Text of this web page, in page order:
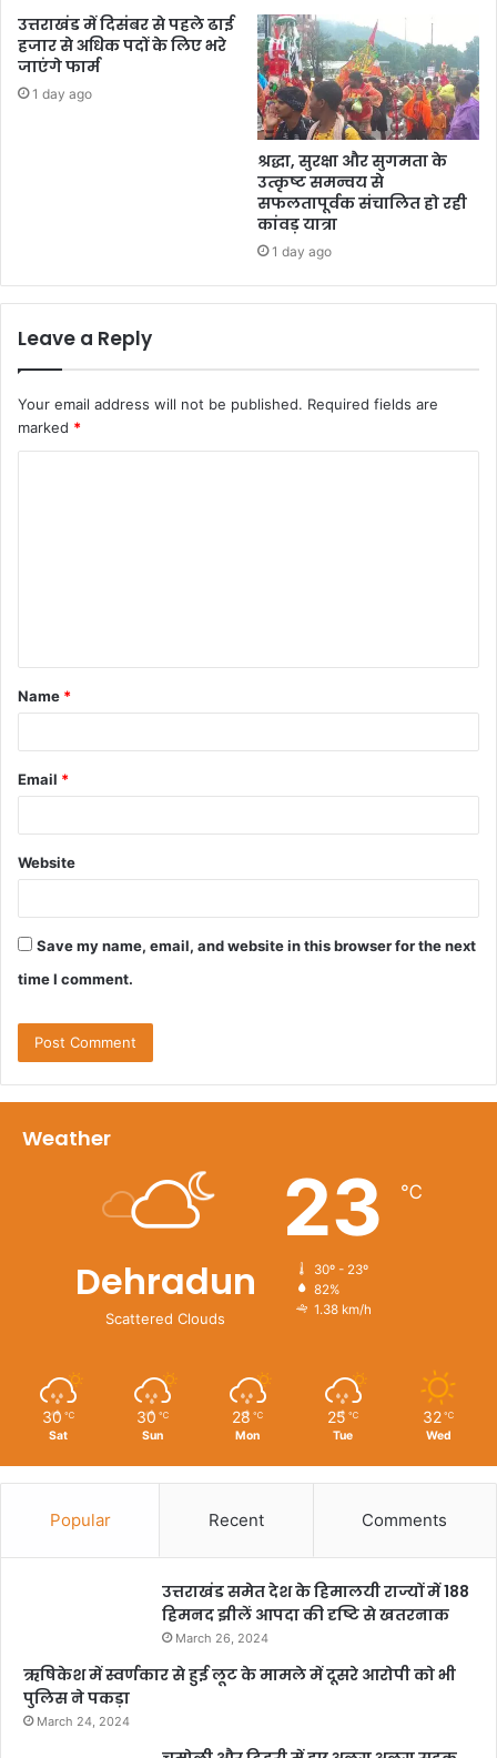
उत्तराखंड में दिसंबर से पहले ढाई
हजार से अधिक पदों के लिए भरे
जाएंगे फार्म
1 day ago
श्रद्धा, सुरक्षा और सुगमता के
उत्कृष्ट समन्वय से
सफलतापूर्वक संचालित हो रही
कांवड़ यात्रा
1 day ago
Leave a Reply
Your email address will not be published. Required fields are
marked *
t
*
Name *
Email *
Website
Save my name, email, and website in this browser for the next
time I comment.
Weather
Dehradun
Scattered Clouds
23 ℃
30º - 23º
82%
1.38 km/h
30 ℃
Sat
30 ℃
Sun
28 ℃
Mon
25 ℃
Tue
32 ℃
Wed
Popular Recent Comments
उत्तराखंड समेत देश के हिमालयी राज्यों में 188
हिमनद झीलें आपदा की दृष्टि से खतरनाक
March 26, 2024
ऋषिकेश में स्वर्णकार से हुई लूट के मामले में दूसरे आरोपी को भी
पुलिस ने पकड़ा
March 24, 2024